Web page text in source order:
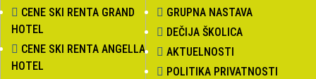
CENE SKI RENTA GRAND
HOTEL
CENE SKI RENTA ANGELLA
HOTEL
GRUPNA NASTAVA
DEČIJA ŠKOLICA
AKTUELNOSTI
POLITIKA PRIVATNOSTI